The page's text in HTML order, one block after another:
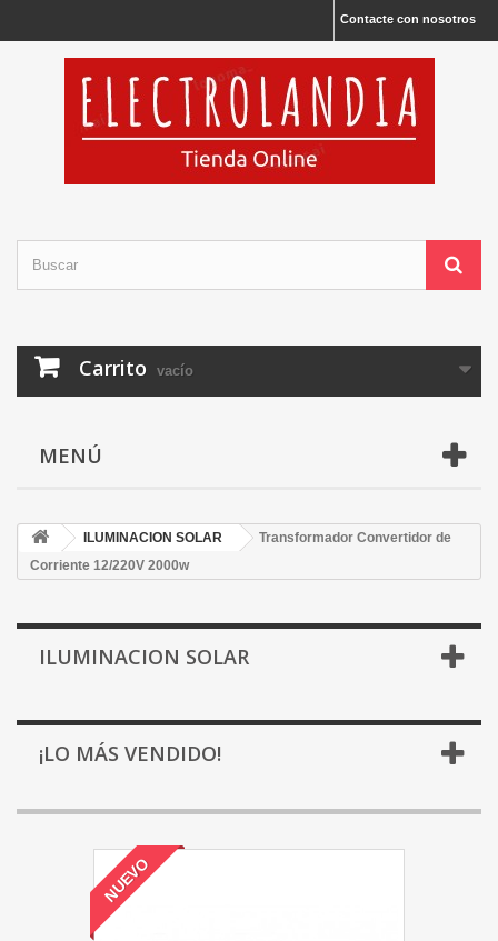
Contacte con nosotros
Carrito vacío
MENÚ
ILUMINACION SOLAR
Transformador Convertidor de
Corriente 12/220V 2000w
ILUMINACION SOLAR
¡LO MÁS VENDIDO!
NUEVO